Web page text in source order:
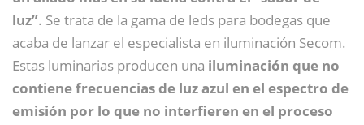
luz”. Se trata de la gama de leds para bodegas que
acaba de lanzar el especialista en iluminación Secom.
Estas luminarias producen una iluminación que no
contiene frecuencias de luz azul en el espectro de
emisión por lo que no interfieren en el proceso